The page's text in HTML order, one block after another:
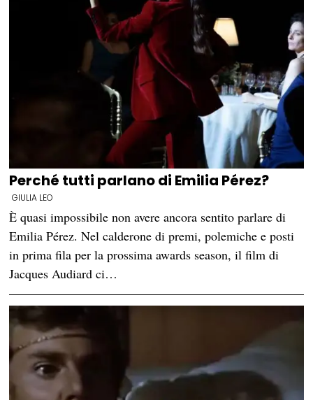
Perché tutti parlano di Emilia Pérez?
GIULIA LEO
È quasi impossibile non avere ancora sentito parlare di
Emilia Pérez. Nel calderone di premi, polemiche e posti
in prima fila per la prossima awards season, il film di
Jacques Audiard ci…